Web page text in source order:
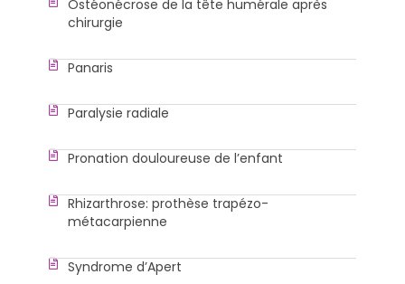
Ostéonécrose de la tête humérale après
chirurgie
Panaris
Paralysie radiale
Pronation douloureuse de l’enfant
Rhizarthrose: prothèse trapézo-
métacarpienne
Syndrome d’Apert